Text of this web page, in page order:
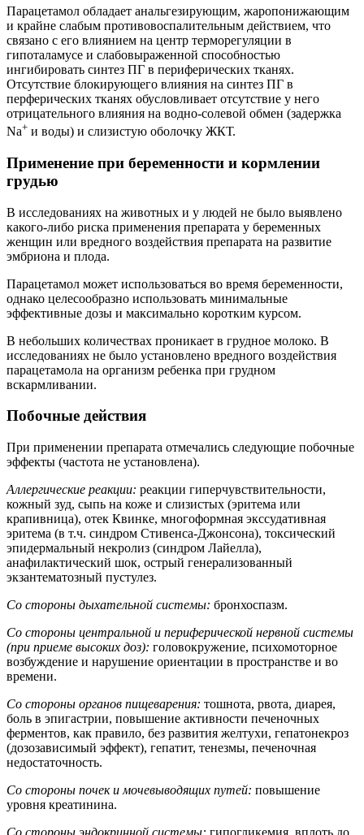
Парацетамол обладает анальгезирующим, жаропонижающим
и крайне слабым противовоспалительным действием, что
связано с его влиянием на центр терморегуляции в
гипоталамусе и слабовыраженной способностью
ингибировать синтез ПГ в периферических тканях.
Отсутствие блокирующего влияния на синтез ПГ в
перферических тканях обусловливает отсутствие у него
отрицательного влияния на водно-солевой обмен (задержка
Na+ и воды) и слизистую оболочку ЖКТ.
Применение при беременности и кормлении
грудью
В исследованиях на животных и у людей не было выявлено
какого-либо риска применения препарата у беременных
женщин или вредного воздействия препарата на развитие
эмбриона и плода.
Парацетамол может использоваться во время беременности,
однако целесообразно использовать минимальные
эффективные дозы и максимально коротким курсом.
В небольших количествах проникает в грудное молоко. В
исследованиях не было установлено вредного воздействия
парацетамола на организм ребенка при грудном
вскармливании.
Побочные действия
При применении препарата отмечались следующие побочные
эффекты (частота не установлена).
Аллергические реакции: реакции гиперчувствительности,
кожный зуд, сыпь на коже и слизистых (эритема или
крапивница), отек Квинке, многоформная экссудативная
эритема (в т.ч. синдром Стивенcа-Джонсона), токсический
эпидермальный некролиз (синдром Лайелла),
анафилактический шок, острый генерализованный
экзантематозный пустулез.
Со стороны дыхательной системы: бронхоспазм.
Со стороны центральной и периферической нервной системы
(при приеме высоких доз): головокружение, психомоторное
возбуждение и нарушение ориентации в пространстве и во
времени.
Со стороны органов пищеварения: тошнота, рвота, диарея,
боль в эпигастрии, повышение активности печеночных
ферментов, как правило, без развития желтухи, гепатонекроз
(дозозависимый эффект), гепатит, тенезмы, печеночная
недостаточность.
Со стороны почек и мочевыводящих путей: повышение
уровня креатинина.